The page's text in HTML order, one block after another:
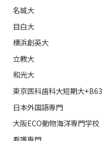
名城大
目白大
横浜創英大
立教大
和光大
東京医科歯科大短期大+B63
日本外国語専門
大阪ECO動物海洋専門学校